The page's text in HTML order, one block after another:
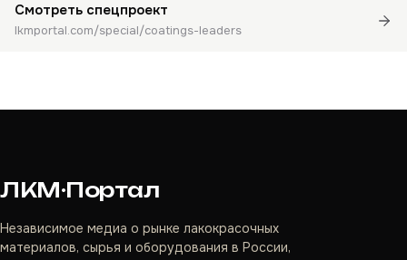
Смотреть спецпроект
lkmportal.com/special/coatings-leaders
ЛКМ·Портал
Независимое медиа о рынке лакокрасочных
материалов, сырья и оборудования в России,